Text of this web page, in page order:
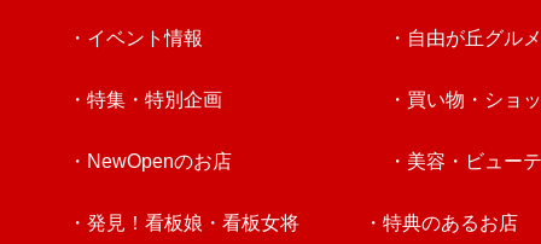
・イベント情報
・特集・特別企画
・NewOpenのお店
・発見！看板娘・看板女将
・自由が丘グルメ
・買い物・ショ
・美容・ビュー
・特典のあるお店